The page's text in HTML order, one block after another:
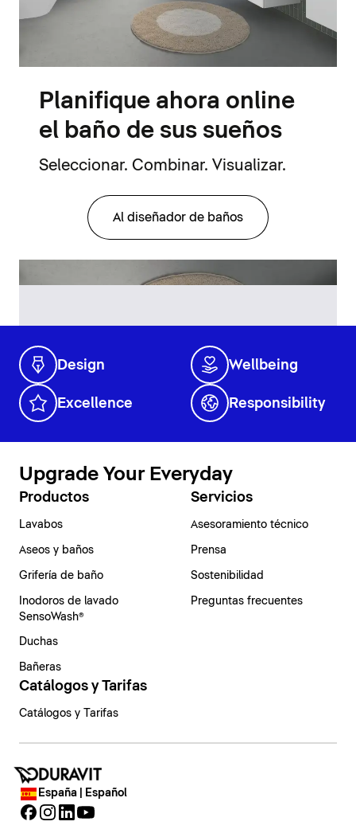
Planifique ahora online
el baño de sus sueños
Seleccionar. Combinar. Visualizar.
Al diseñador de baños
Design Wellbeing
Excellence Responsibility
Upgrade Your Everyday
Productos
Lavabos
Aseos y baños
Grifería de baño
Inodoros de lavado
SensoWash®
Duchas
Bañeras
Servicios
Asesoramiento técnico
Prensa
Sostenibilidad
Preguntas frecuentes
Catálogos y Tarifas
Catálogos y Tarifas
España | Español